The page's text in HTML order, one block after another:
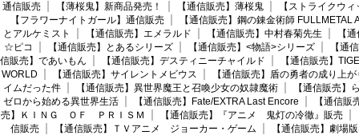
通信販売
【薄桜鬼】新商品発売！ 【通信販売】薄桜鬼
【ストライクウ
【フラワーナイトガール】通信販売
【通信販売】鋼の錬金術師 FULLMETAL
とアルケミスト
【通信販売】エメラルド 【通信販売】中村春菊先生
【
☆ピコ
【通信販売】とあるシリーズ 【通信販売】<物語>シリーズ
【通
信販売】であいもん
【通信販売】デスティニーチャイルド
【通信販売】
WORLD
【通信販売】サイレントメビウス
【通信販売】盾の勇者の成り上が
イムだった件
【通信販売】異世界魔王と召喚少女の奴隷魔術
【通信販売】
ゼロから始める異世界生活
【通信販売】Fate/EXTRA Last Encore
【通信
売】ＫＩＮＧ ＯＦ ＰＲＩＳＭ
【通信販売】『アニメ 鬼灯の冷徹』販売
信販売
【通信販売】ＴＶアニメ ジョーカー・ゲーム
【通信販売】劇場